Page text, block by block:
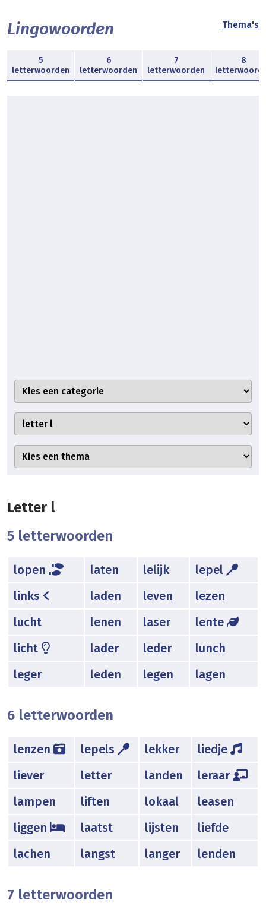
Lingowoorden Thema's
5
letterwoorden
6
letterwoorden
7
letterwoorden
8
Letter l
5 letterwoorden
lopen laten lelijk
lepel
links
laden leven
lezen
lucht
lenen laser
lente
licht
lader leder
lunch
leger
leden legen lagen
6 letterwoorden
lenzen lepels lekker
liedje
liever
letter landen
leraar
lampen
liften lokaal
leasen
liggen
laatst lijsten
liefde
lachen
langst langer lenden
7 letterwoorden